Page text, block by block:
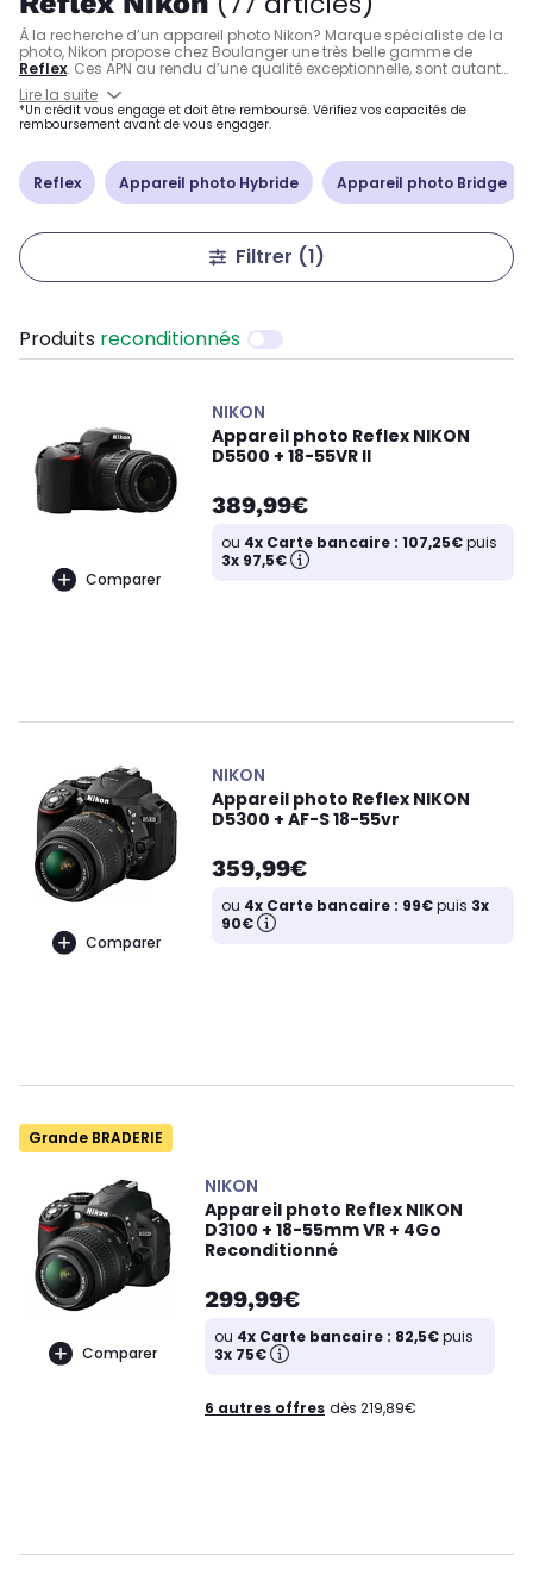
À la recherche d’un appareil photo Nikon? Marque spécialiste de la
photo, Nikon propose chez Boulanger une très belle gamme de
Reflex. Ces APN au rendu d’une qualité exceptionnelle, sont autant
appréciés par les professionnels que par les amateurs. Retrouvez
notamment l’un des modèles phares de la marque, l'excellent
Reflex Nikon D3500accessible en termes de prix, ou encore les
modèles très haut de gamme d'appareils photo Nikon comme les
Lire la suite
*Un crédit vous engage et doit être remboursé. Vérifiez vos capacités de
remboursement avant de vous engager.
Reflex Appareil photo Hybride Appareil photo Bridge
Filtrer (1)
Produits reconditionnés
Comparer
NIKON
Appareil photo Reflex NIKON
D5500 + 18-55VR II
389,99€
ou 4x Carte bancaire : 107,25€puis
3x 97,5€
Comparer
NIKON
Appareil photo Reflex NIKON
D5300 + AF-S 18-55vr
359,99€
ou 4x Carte bancaire : 99€puis 3x
90€
Grande BRADERIE
Comparer
NIKON
Appareil photo Reflex NIKON
D3100 + 18-55mm VR + 4Go
Reconditionné
299,99€
ou 4x Carte bancaire : 82,5€puis
3x 75€
6 autres offres dès 219,89€